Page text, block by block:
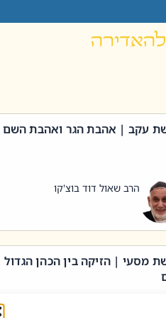
עקב | אהבת הגר ואהבת השם
הרב שאול דוד בוצ'קו
מסעי | הזיקה בין הכהן הגדול